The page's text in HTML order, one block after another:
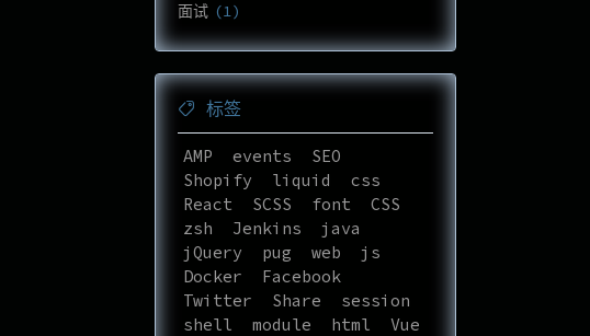
面试
1
标签
AMP events
SEO
Shopify
liquid
css
React
SCSS font
CSS
zsh
Jenkins
java
jQuery
pug web
js
Docker
Facebook
Twitter
Share
session
shell
module html
Vue